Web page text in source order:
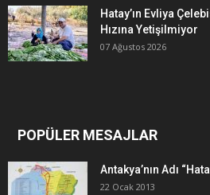
Hatay’ın Evliya
Hızına Yetişilmiyor
07 Ağustos 2026
POPÜLER MESAJLAR
Antakya’nın Adı
22 Ocak 2013